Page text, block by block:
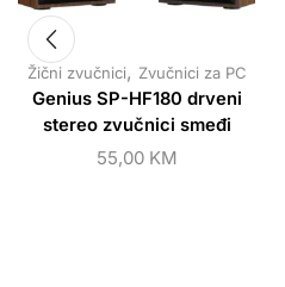
Žični zvučnici, Zvučnici za PC
Genius SP-HF180 drveni
stereo zvučnici smeđi
55,00 KM